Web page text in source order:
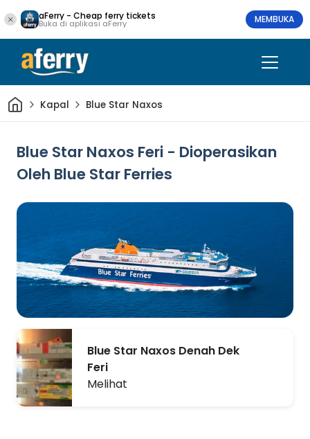
aFerry - Cheap ferry tickets
Buka di aplikasi aFerry MEMBUKA
Rumah
Kapal Blue Star Naxos
Blue Star Naxos Feri - Dioperasikan
Oleh Blue Star Ferries
Blue Star Naxos Denah Dek
Feri
Melihat